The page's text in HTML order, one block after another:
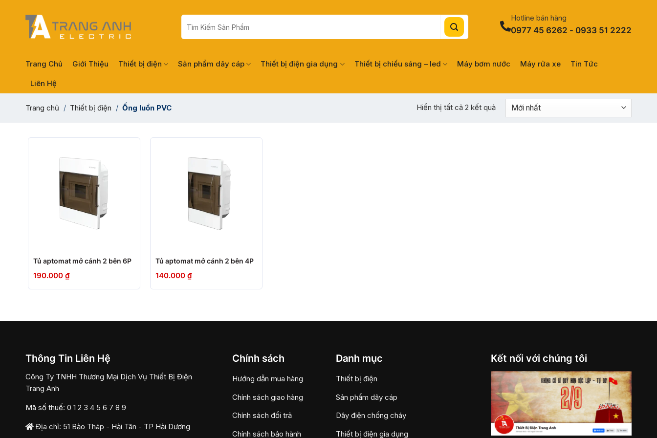
Tìm
kiếm:
Hotline bán hàng
0977 45 6262 - 0933 51 2222
Trang Chủ Giới Thiệu Thiết bị điện Sản phẩm dây cáp Thiết bị điện gia dụng Thiết bị chiếu sáng – led Máy bơm nước Máy rửa xe Tin Tức
Liên Hệ
Trang chủ / Thiết bị điện / Ống luồn PVC Hiển thị tất cả 2 kết quảĐược
sắp
Tủ aptomat mở cánh 2 bên 6P
190.000 ₫
Tủ aptomat mở cánh 2 bên 4P
140.000 ₫
Thông Tin Liên Hệ
Công Ty TNHH Thương Mại Dịch Vụ Thiết Bị Điện
Trang Anh
Mã số thuế: 0 1 2 3 4 5 6 7 8 9
Địa chỉ: 51 Bảo Tháp - Hải Tân - TP Hải Dương
Chính sách
Hướng dẫn mua hàng
Chính sách giao hàng
Chính sách đổi trả
Chính sách bảo hành
Danh mục
Thiết bị điện
Sản phẩm dây cáp
Dây điện chống cháy
Thiết bị điện gia dụng
Kết nối với chúng tôi